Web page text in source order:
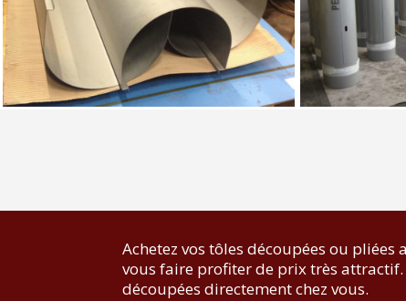
Achetez vos tôles découpées ou
vous faire profiter de prix très attractif.
découpées directement chez vous.